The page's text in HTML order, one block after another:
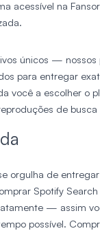
acessível na
únicos — nossos
para entregar
você a escolher o
de
orgulha de
Spotify Search
— assim
possível.